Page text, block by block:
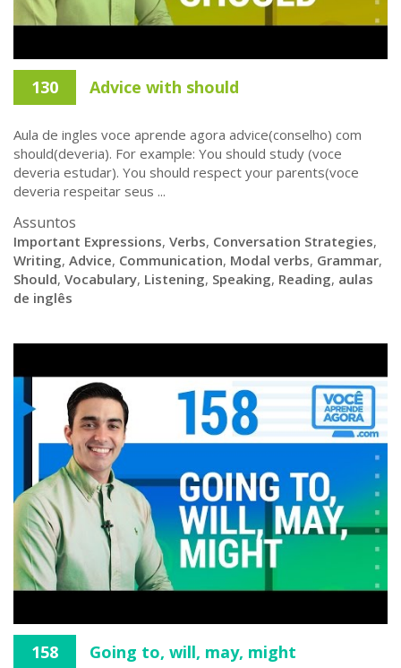
130 Advice with should
Aula de ingles voce aprende agora advice(conselho) com
should(deveria). For example: You should study (voce
deveria estudar). You should respect your parents(voce
deveria respeitar seus ...
Assuntos
Important Expressions, Verbs, Conversation Strategies,
Writing, Advice, Communication, Modal verbs, Grammar,
Should, Vocabulary, Listening, Speaking, Reading, aulas
de inglês
158 Going to, will, may, might